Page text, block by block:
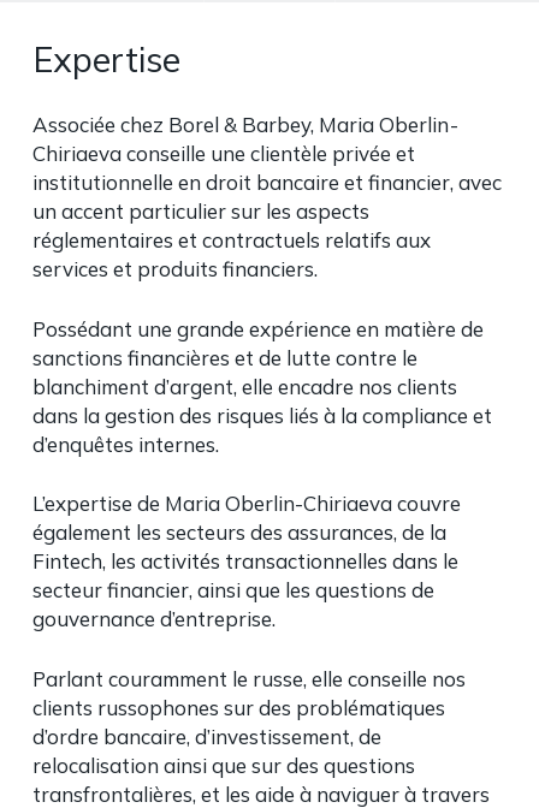
Expertise
Associée chez Borel & Barbey, Maria Oberlin -
Chiriaeva conseille une clientèle privée et
institutionnelle en droit bancaire et financier, avec
un accent particulier sur les aspects
réglementaires et contractuels relatifs aux
services et produits financiers.
Possédant une grande expérience en matière de
sanctions financières et de lutte contre le
blanchiment d’argent, elle encadre nos clients
dans la gestion des risques liés à la compliance et
d’enquêtes internes.
L’expertise de Maria Oberlin-Chiriaeva couvre
également les secteurs des assurances, de la
Fintech, les activités transactionnelles dans le
secteur financier, ainsi que les questions de
gouvernance d’entreprise.
Parlant couramment le russe, elle conseille nos
clients russophones sur des problématiques
d’ordre bancaire, d’investissement, de
relocalisation ainsi que sur des questions
transfrontalières, et les aide à naviguer à travers